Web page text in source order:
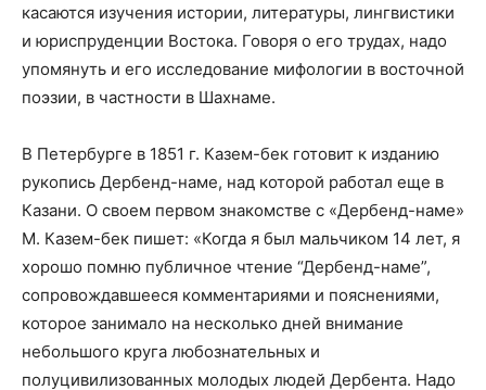
касаются изучения истории, литературы, лингвистики
и юриспруденции Востока. Говоря о его трудах, надо
упомянуть и его исследование мифологии в восточной
поэзии, в частности в Шахнаме.
В Петербурге в 1851 г. Казем-бек готовит к изданию
рукопись Дербенд-наме, над которой работал еще в
Казани. О своем первом знакомстве с «Дербенд-наме»
М. Казем-бек пишет: «Когда я был мальчиком 14 лет, я
хорошо помню публичное чтение “Дербенд-наме”,
сопровождавшееся комментариями и пояснениями,
которое занимало на несколько дней внимание
небольшого круга любознательных и
полуцивилизованных молодых людей Дербента. Надо